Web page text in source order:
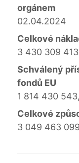
orgánem
02.04.2024
Celkové
3 430 309
Schválený
fondů EU
1 814 430
Celkové
3 049 463